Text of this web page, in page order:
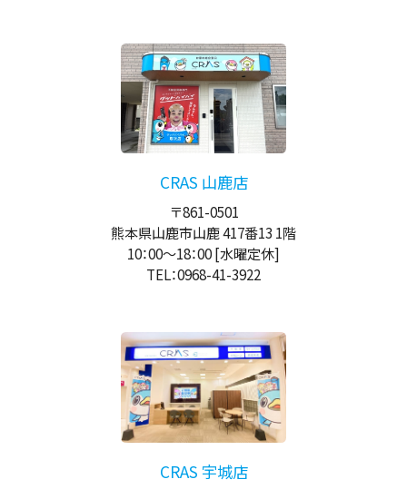
CRAS 山鹿店
〒861-0501
熊本県山鹿市山鹿 417番13 1階
10：00～18：00[水曜定休]
TEL：0968-41-3922
CRAS 宇城店